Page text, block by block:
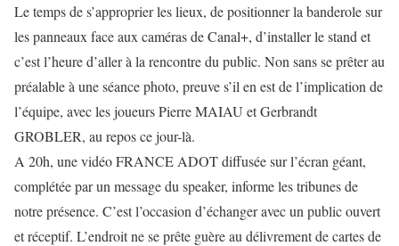
Le temps de s’approprier les lieux, de positionner la banderole sur
les panneaux face aux caméras de Canal+, d’installer le stand et
c’est l’heure d’aller à la rencontre du public. Non sans se prêter au
préalable à une séance photo, preuve s’il en est de l’implication de
l’équipe, avec les joueurs Pierre MAIAU et Gerbrandt
GROBLER, au repos ce jour-là.
A 20h, une vidéo FRANCE ADOT diffusée sur l’écran géant,
complétée par un message du speaker, informe les tribunes de
notre présence. C’est l’occasion d’échanger avec un public ouvert
et réceptif. L’endroit ne se prête guère au délivrement de cartes de